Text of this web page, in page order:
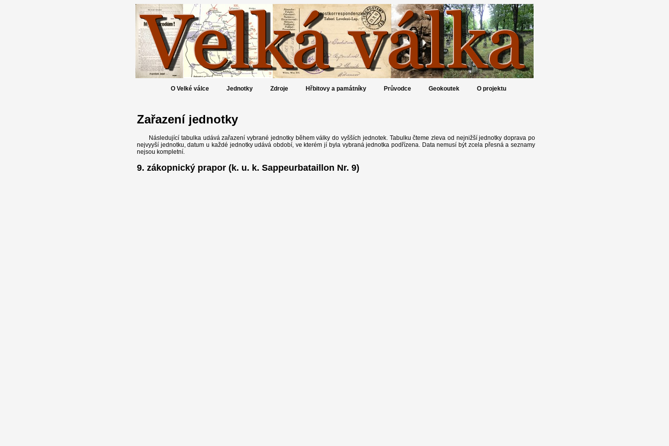
O Velké válce Jednotky Zdroje Hřbitovy a památníky Průvodce Geokoutek O projektu
Zařazení jednotky
Následující tabulka udává zařazení vybrané jednotky během války do vyšších jednotek. Tabulku čteme zleva od nejnižší jednotky doprava po
nejvyyší jednotku, datum u každé jednotky udává období, ve kterém jí byla vybraná jednotka podřízena. Data nemusí být zcela přesná a seznamy
nejsou kompletní.
9. zákopnický prapor (k. u. k. Sappeurbataillon Nr. 9)